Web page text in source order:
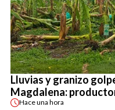
Lluvias y granizo
Magdalena:
Haceuna hora